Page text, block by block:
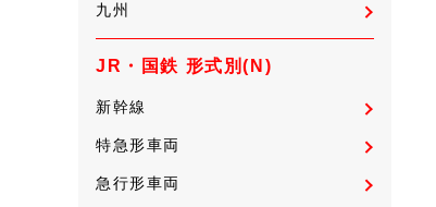
九州
JR・国鉄 形式別(N)
新幹線
特急形車両
急行形車両